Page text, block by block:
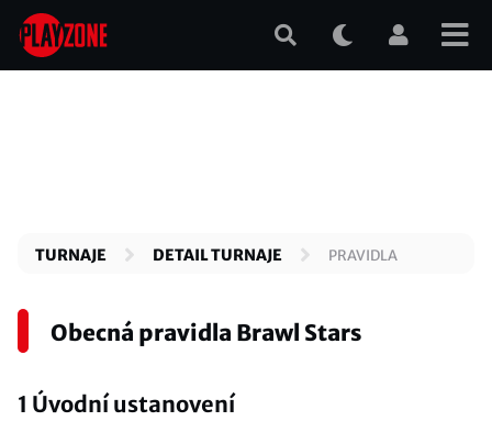
Přejít
hlavnímu
TURNAJE DETAIL TURNAJE PRAVIDLA
Obecná pravidla Brawl Stars
1 Úvodní ustanovení